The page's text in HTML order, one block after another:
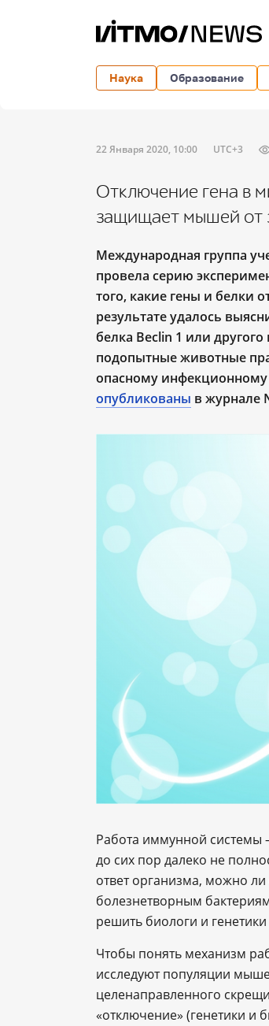
Наука Образование
22 Января 2020, 10:00 UTC+3
Отключение гена в
защищает мышей от
Международная группа
провела серию
того, какие гены и белки
результате удалось
белка Beclin 1 или
подопытные животные
опасному инфекционному
опубликованы в журнале
Работа иммунной
до сих пор далеко не
ответ организма, можно
болезнетворным
решить биологи и
Чтобы понять механизм
исследуют популяции
целенаправленного
«отключение» (генетики и